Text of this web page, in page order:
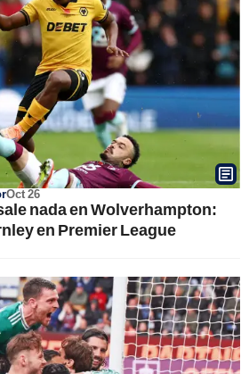
Oct 26
nada en Wolverhampton:
en Premier League